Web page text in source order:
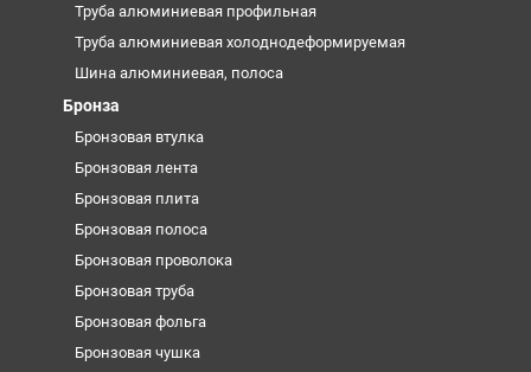
Труба алюминиевая профильная
Труба алюминиевая холоднодеформируемая
Шина алюминиевая, полоса
Бронза
Бронзовая втулка
Бронзовая лента
Бронзовая плита
Бронзовая полоса
Бронзовая проволока
Бронзовая труба
Бронзовая фольга
Бронзовая чушка